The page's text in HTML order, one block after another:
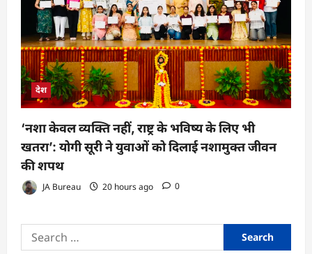
देश
‘नशा केवल व्यक्ति नहीं, राष्ट्र के भविष्य के लिए भी
खतरा’: योगी सूरी ने युवाओं को दिलाई नशामुक्त जीवन
की शपथ
JA Bureau 20 hours ago 0
Search
for: